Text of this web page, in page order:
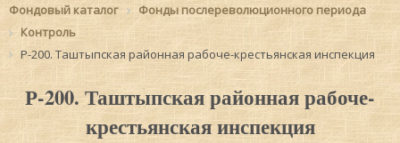
Фондовый каталог
Фонды послереволюционного периода
Контроль
Р-200. Таштыпская районная рабоче-крестьянская инспекция
Р-200. Таштыпская районная рабоче-
крестьянская инспекция